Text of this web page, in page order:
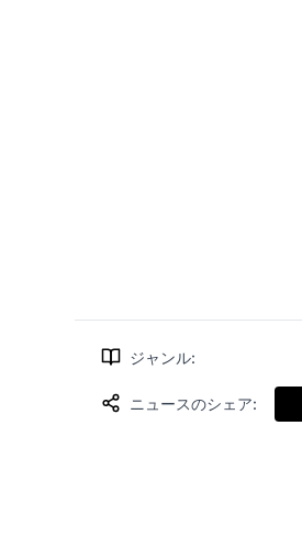
ジャンル:
ニュースのシェア: